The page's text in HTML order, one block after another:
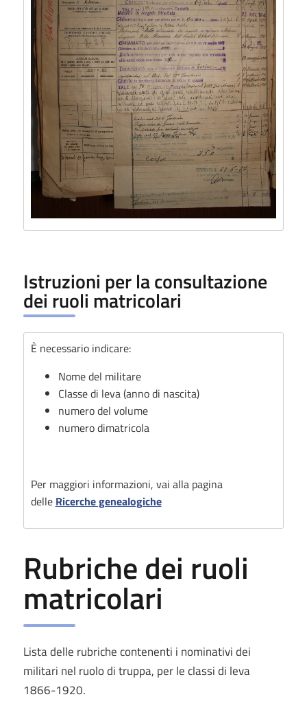
Istruzioni per la consultazione
dei ruoli matricolari
È necessario indicare:
Nome del militare
Classe di leva (anno di nascita)
numero del volume
numero dimatricola
Per maggiori informazioni, vai alla pagina
delle Ricerche genealogiche
Rubriche dei ruoli
matricolari
Lista delle rubriche contenenti i nominativi dei
militari nel ruolo di truppa, per le classi di leva
1866-1920.